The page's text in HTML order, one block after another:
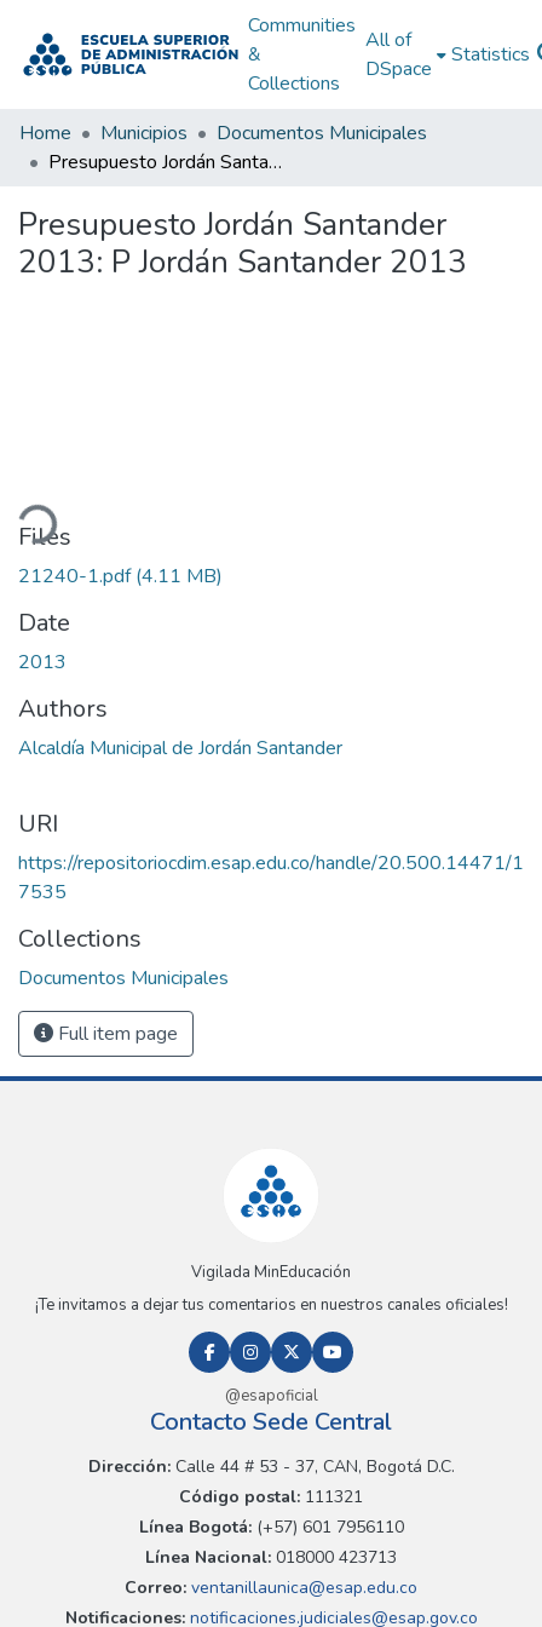
Communities
&
Collections
All of
DSpace
Statistics
Home Municipios
Documentos Municipales
Presupuesto Jordán Santander 2013: P Jordán Santander 2013
Presupuesto Jordán Santander
2013: P Jordán Santander 2013
Files
21240-1.pdf(4.11 MB)
Date
2013
Authors
Alcaldía Municipal de Jordán Santander
URI
https://repositoriocdim.esap.edu.co/handle/20.500.14471/1
7535
Collections
Documentos Municipales
Full item page
Vigilada MinEducación
¡Te invitamos a dejar tus comentarios en nuestros canales oficiales!
@esapoficial
Contacto Sede Central
Dirección:Calle 44 # 53 - 37, CAN, Bogotá D.C.
Código postal: 111321
Línea Bogotá:(+57) 601 7956110
Línea Nacional: 018000 423713
Correo: ventanillaunica@esap.edu.co
Notificaciones:notificaciones.judiciales@esap.gov.co